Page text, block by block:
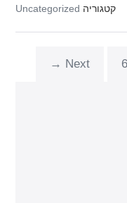
ילדים
קטגוריה Uncategorized
6
Next →